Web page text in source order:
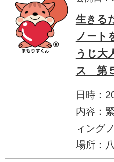
生きる
ノート
うじ大
ス 第
日時：
内容：
ィング
場所：